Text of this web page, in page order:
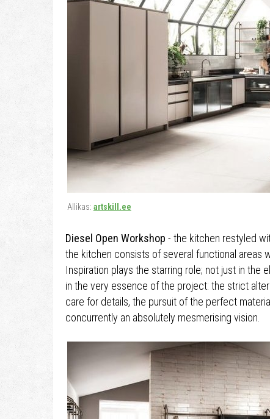
Allikas: artskill.ee
Diesel Open Workshop - the kitchen restyled
the kitchen consists of several functional areas
Inspiration plays the starring role; not just in the
in the very essence of the project: the strict
care for details, the pursuit of the perfect
concurrently an absolutely mesmerising vision.